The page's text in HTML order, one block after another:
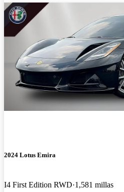
2024 Lotus Emira
I4 First Edition RWD 1,581 millas